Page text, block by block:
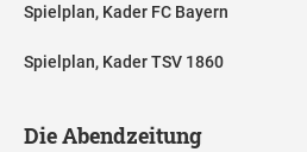
Spielplan, Kader FC Bayern
Spielplan, Kader TSV 1860
Die Abendzeitung